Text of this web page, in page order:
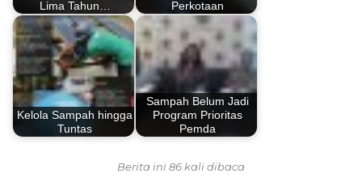
Lima Tahun… Perkotaan
Kelola Sampah hingga
Tuntas
Sampah Belum Jadi
Program Prioritas
Pemda
Berita ini 86 kali dibaca